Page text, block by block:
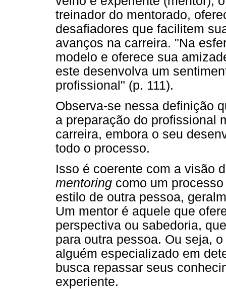
treinador do mentorado,
desafiadores que facilitem
avanços na carreira. "Na
modelo e oferece sua
este desenvolva um
profissional" (p. 111).
Observa-se nessa definição
a preparação do profissional
carreira, embora o seu
todo o processo.
Isso é coerente com a visão
mentoring como um
estilo de outra pessoa,
Um mentor é aquele que
perspectiva ou sabedoria,
para outra pessoa. Ou seja,
alguém especializado em
busca repassar seus
experiente.